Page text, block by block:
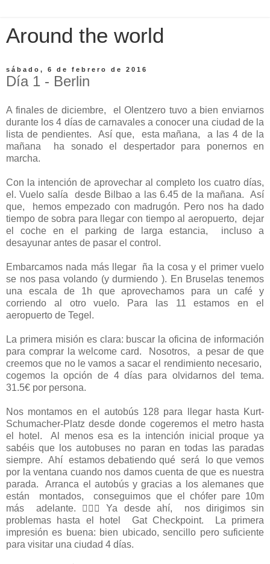
Around the world
sábado, 6 de febrero de 2016
Día 1 - Berlin
A finales de diciembre, el Olentzero tuvo a bien enviarnos
durante los 4 días de carnavales a conocer una ciudad de la
lista de pendientes. Así que, esta mañana, a las 4 de la
mañana ha sonado el despertador para ponernos en
marcha.
Con la intención de aprovechar al completo los cuatro días,
el. Vuelo salía desde Bilbao a las 6.45 de la mañana. Así
que, hemos empezado con madrugón. Pero nos ha dado
tiempo de sobra para llegar con tiempo al aeropuerto, dejar
el coche en el parking de larga estancia, incluso a
desayunar antes de pasar el control.
Embarcamos nada más llegar ña la cosa y el primer vuelo
se nos pasa volando (y durmiendo ). En Bruselas tenemos
una escala de 1h que aprovechamos para un café y
corriendo al otro vuelo. Para las 11 estamos en el
aeropuerto de Tegel.
La primera misión es clara: buscar la oficina de información
para comprar la welcome card. Nosotros, a pesar de que
creemos que no le vamos a sacar el rendimiento necesario,
cogemos la opción de 4 días para olvidarnos del tema.
31.5€ por persona.
Nos montamos en el autobús 128 para llegar hasta Kurt-
Schumacher-Platz desde donde cogeremos el metro hasta
el hotel. Al menos esa es la intención inicial proque ya
sabéis que los autobuses no paran en todas las paradas
siempre. Ahí estamos debatiendo qué será lo que vemos
por la ventana cuando nos damos cuenta de que es nuestra
parada. Arranca el autobús y gracias a los alemanes que
están montados, conseguimos que el chófer pare 10m
más adelante.  Ya desde ahí, nos dirigimos sin
problemas hasta el hotel Gat Checkpoint. La primera
impresión es buena: bien ubicado, sencillo pero suficiente
para visitar una ciudad 4 días.